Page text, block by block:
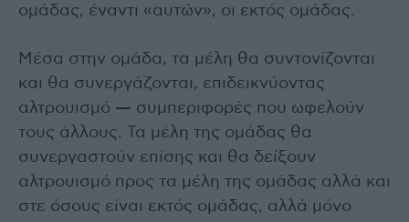
ομάδας, έναντι «αυτών», οι εκτός ομάδας.
Μέσα στην ομάδα, τα μέλη θα συντονίζονται
και θα συνεργάζονται, επιδεικνύοντας
αλτρουισμό — συμπεριφορές που ωφελούν
τους άλλους. Τα μέλη της ομάδας θα
συνεργαστούν επίσης και θα δείξουν
αλτρουισμό προς τα μέλη της ομάδας αλλά και
στε όσους είναι εκτός ομάδας, αλλά μόνο